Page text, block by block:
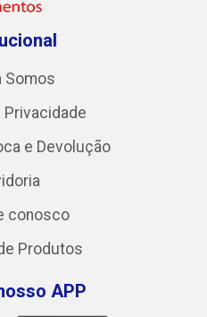
Somos
e Devolução
conosco
Produtos
APP